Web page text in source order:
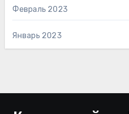
Февраль 2023
Январь 2023